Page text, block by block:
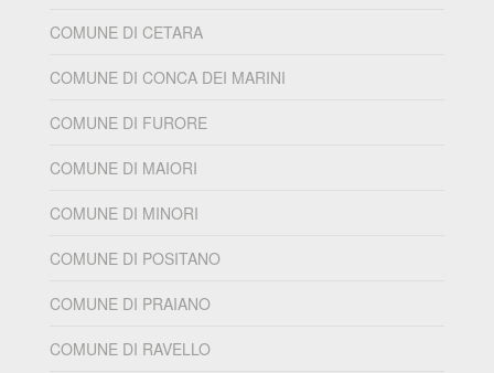
COMUNE DI CETARA
COMUNE DI CONCA DEI MARINI
COMUNE DI FURORE
COMUNE DI MAIORI
COMUNE DI MINORI
COMUNE DI POSITANO
COMUNE DI PRAIANO
COMUNE DI RAVELLO